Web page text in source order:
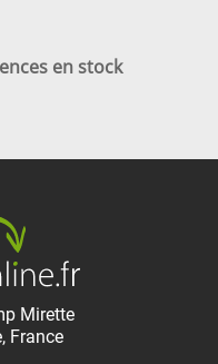
en stock
Mirette
, France